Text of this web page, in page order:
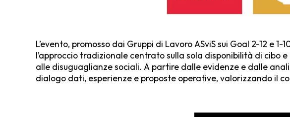
L’evento, promosso dai Gruppi di Lavoro ASviS sui Goal 2-12
l’approccio tradizionale centrato sulla sola disponibilità di
alle disuguaglianze sociali. A partire dalle evidenze e dalle
dialogo dati, esperienze e proposte operative, valorizzando il